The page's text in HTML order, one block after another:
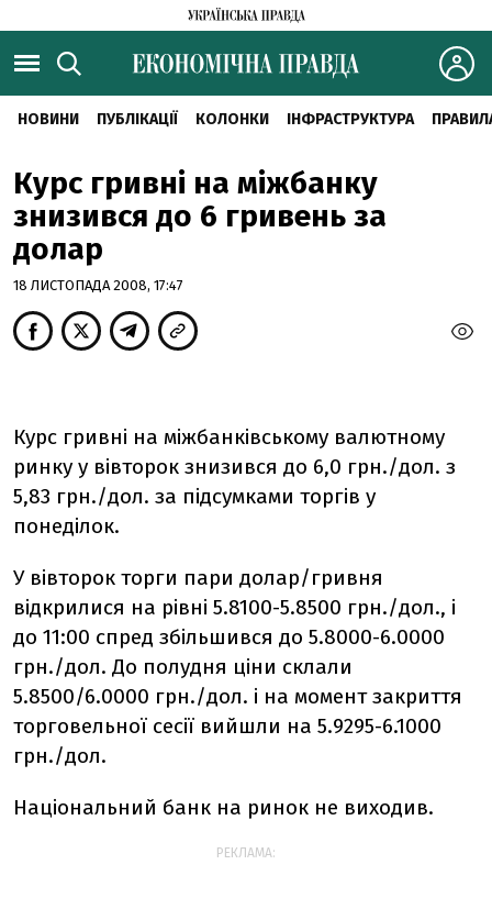
НОВИНИ ПУБЛІКАЦІЇ КОЛОНКИ ІНФРАСТРУКТУРА
Курс гривні на міжбанку
знизився до 6 гривень за
долар
18 ЛИСТОПАДА 2008, 17:47
Курс гривні на міжбанківському валютному
ринку у вівторок знизився до 6,0 грн./дол. з
5,83 грн./дол. за підсумками торгів у
понеділок.
У вівторок торги пари долар/гривня
відкрилися на рівні 5.8100-5.8500 грн./дол., і
до 11:00 спред збільшився до 5.8000-6.0000
грн./дол. До полудня ціни склали
5.8500/6.0000 грн./дол. і на момент закриття
торговельної сесії вийшли на 5.9295-6.1000
грн./дол.
Національний банк на ринок не виходив.
РЕКЛАМА: